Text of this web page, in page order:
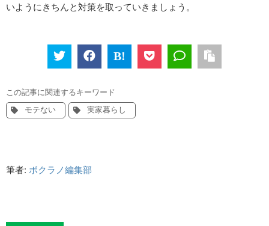
いようにきちんと対策を取っていきましょう。
この記事に関連するキーワード
モテない
実家暮らし
筆者: ボクラノ編集部